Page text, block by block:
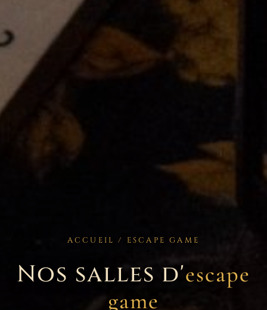
ACCUEIL / ESCAPE GAME
Nos salles d'escape
game